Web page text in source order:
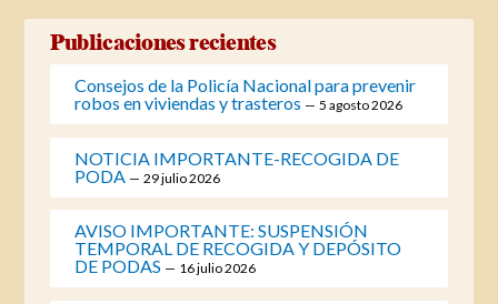
Publicaciones recientes
Consejos de la Policía Nacional para prevenir
robos en viviendas y trasteros
5 agosto 2026
NOTICIA IMPORTANTE-RECOGIDA DE
PODA
29 julio 2026
AVISO IMPORTANTE: SUSPENSIÓN
TEMPORAL DE RECOGIDA Y DEPÓSITO
DE PODAS
16 julio 2026